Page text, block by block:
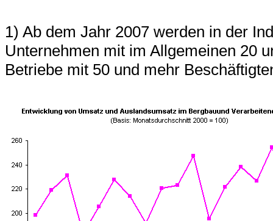
1) Ab dem Jahr 2007 werden in der
Unternehmen mit im Allgemeinen 20
Betriebe mit 50 und mehr